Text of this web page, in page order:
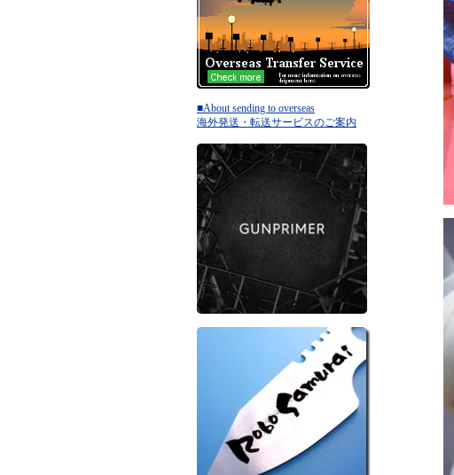
■About sending to overseas
海外発送・転送サービスのご案内